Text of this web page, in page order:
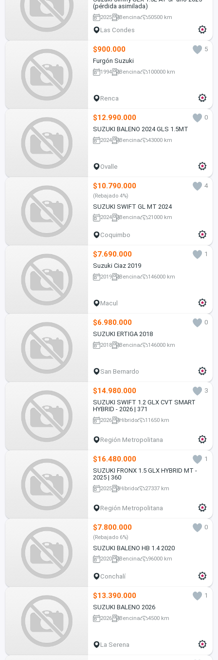
(pérdida asimilada)
2025 Bencina 50500 km
Las Condes
$900.000
5
Furgón Suzuki
1994 Bencina 100000 km
Renca
$12.990.000
0
SUZUKI BALENO 2024 GLS 1.5MT
2024 Bencina 43000 km
Ovalle
$10.790.000 4
(Rebajado 4%)
SUZUKI SWIFT GL MT 2024
2024 Bencina 21000 km
Coquimbo
$7.690.000
1
Suzuki Ciaz 2019
2019 Bencina 146000 km
Macul
$6.980.000
0
SUZUKI ERTIGA 2018
2018 Bencina 146000 km
San Bernardo
$14.980.000
3
SUZUKI SWIFT 1.2 GLX CVT SMART
HYBRID - 2026 | 371
2026 Híbrido 11650 km
Región Metropolitana
$16.480.000
1
SUZUKI FRONX 1.5 GLX HYBRID MT -
2025 | 360
2025 Híbrido 27337 km
Región Metropolitana
$7.800.000 0
(Rebajado 6%)
SUZUKI BALENO HB 1.4 2020
2020 Bencina 96000 km
Conchalí
$13.390.000
1
SUZUKI BALENO 2026
2026 Bencina 4500 km
La Serena